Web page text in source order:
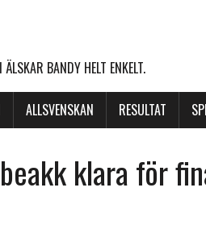
BANDY HELT ENKELT.
ALLSVENSKAN RESULTAT
klara för